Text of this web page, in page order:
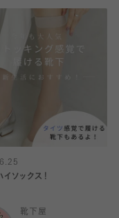
ソックス！
靴下屋